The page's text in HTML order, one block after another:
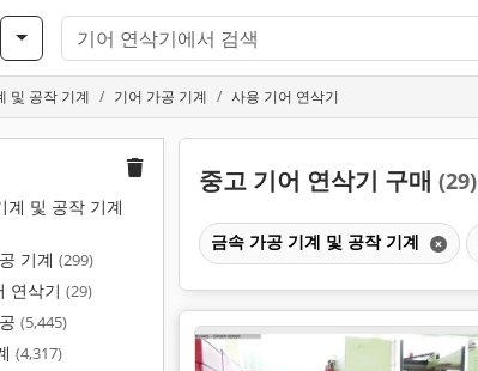
및 공작 기계 기어 가공 기계 사용 기어 연삭기
계 및 공작 기계
기계 (299)
연삭기 (29)
(5,445)
(4,317)
중고 기어 연삭기 구매 (29)
금속 가공 기계 및 공작 기계